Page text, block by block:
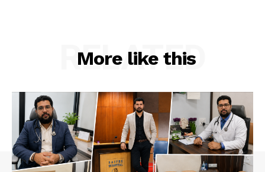
More like this
RELATED